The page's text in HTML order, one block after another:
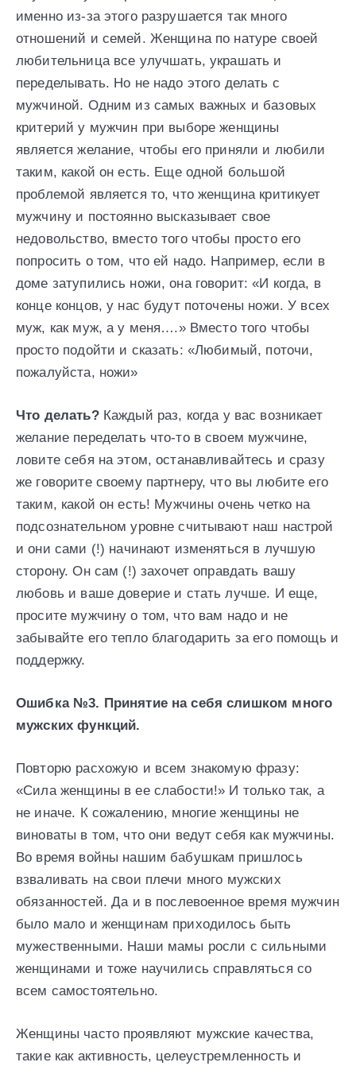
именно из-за этого разрушается так много
отношений и семей. Женщина по натуре своей
любительница все улучшать, украшать и
переделывать. Но не надо этого делать с
мужчиной. Одним из самых важных и базовых
критерий у мужчин при выборе женщины
является желание, чтобы его приняли и любили
таким, какой он есть. Еще одной большой
проблемой является то, что женщина критикует
мужчину и постоянно высказывает свое
недовольство, вместо того чтобы просто его
попросить о том, что ей надо. Например, если в
доме затупились ножи, она говорит: «И когда, в
конце концов, у нас будут поточены ножи. У всех
муж, как муж, а у меня….» Вместо того чтобы
просто подойти и сказать: «Любимый, поточи,
пожалуйста, ножи»
Что делать?Каждый раз, когда у вас возникает
желание переделать что-то в своем мужчине,
ловите себя на этом, останавливайтесь и сразу
же говорите своему партнеру, что вы любите его
таким, какой он есть! Мужчины очень четко на
подсознательном уровне считывают наш настрой
и они сами (!) начинают изменяться в лучшую
сторону. Он сам (!) захочет оправдать вашу
любовь и ваше доверие и стать лучше. И еще,
просите мужчину о том, что вам надо и не
забывайте его тепло благодарить за его помощь и
поддержку.
Ошибка №3. Принятие на себя слишком много
мужских функций.
Повторю расхожую и всем знакомую фразу:
«Сила женщины в ее слабости!» И только так, а
не иначе. К сожалению, многие женщины не
виноваты в том, что они ведут себя как мужчины.
Во время войны нашим бабушкам пришлось
взваливать на свои плечи много мужских
обязанностей. Да и в послевоенное время мужчин
было мало и женщинам приходилось быть
мужественными. Наши мамы росли с сильными
женщинами и тоже научились справляться со
всем самостоятельно.
Женщины часто проявляют мужские качества,
такие как активность, целеустремленность и